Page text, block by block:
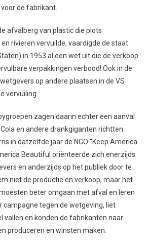
de fabrikant.
afvalberg van plastic die plots
rivieren vervuilde, vaardigde de staat
in 1953 al een wet uit die de verkoop
verpakkingen verbood! Ook in de
op andere plaatsen in de VS
vervuiling.
zagen daarin echter een aanval
en andere drankgiganten richtten
in datzelfde jaar de NGO “Keep America
Beautiful oriënteerde zich enerzijds
en anderzijds op het publiek door te
niet de productie en verkoop, maar het
beter omgaan met afval en leren
campagne tegen de wetgeving, liet
vallen en konden de fabrikanten naar
produceren en winsten maken.